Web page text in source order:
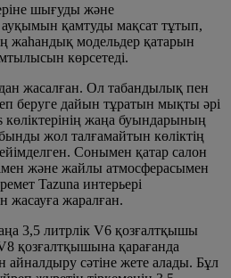
шығуды және
қамтуды мақсат тұтып,
жаһандық модельдер қатарын
көрсетеді.
жасалған. Ол табандылық пен
беруге дайын тұратын мықты әрі
көліктерінің жаңа буындарының
жол талғамайтын көліктің
Сонымен қатар салон
және жайлы атмосферасымен
Tazuna интерьері
жасауға жаралған.
3,5 литрлік V6 қозғалтқышы
қозғалтқышына қарағанда
айналдыру сәтіне жете алады. Бұл